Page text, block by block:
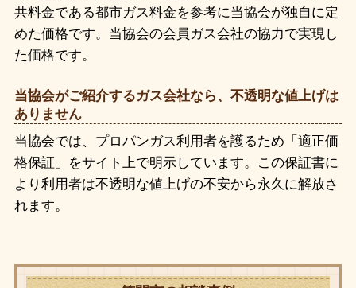
共料金である都市ガス料金を参考に当協会が独自に定
めた価格です。当協会の会員ガス会社の協力で実現し
た価格です。
当協会がご紹介するガス会社なら、不透明な値上げは
ありません
当協会では、プロパンガス利用者を護るため「適正価
格保証」をサイト上で明示しています。この保証書に
より利用者は不透明な値上げの不安から永久に解放さ
れます。